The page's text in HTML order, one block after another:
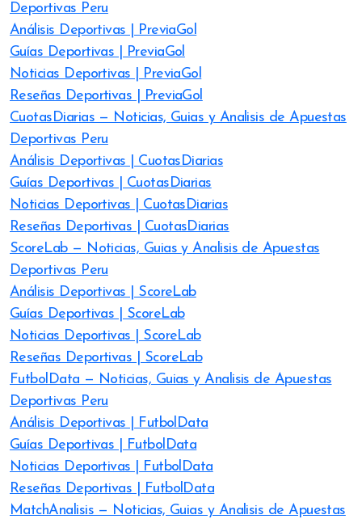
Deportivas Peru
Análisis Deportivas | PreviaGol
Guías Deportivas | PreviaGol
Noticias Deportivas | PreviaGol
Reseñas Deportivas | PreviaGol
CuotasDiarias — Noticias, Guias y Analisis de Apuestas
Deportivas Peru
Análisis Deportivas | CuotasDiarias
Guías Deportivas | CuotasDiarias
Noticias Deportivas | CuotasDiarias
Reseñas Deportivas | CuotasDiarias
ScoreLab — Noticias, Guias y Analisis de Apuestas
Deportivas Peru
Análisis Deportivas | ScoreLab
Guías Deportivas | ScoreLab
Noticias Deportivas | ScoreLab
Reseñas Deportivas | ScoreLab
FutbolData — Noticias, Guias y Analisis de Apuestas
Deportivas Peru
Análisis Deportivas | FutbolData
Guías Deportivas | FutbolData
Noticias Deportivas | FutbolData
Reseñas Deportivas | FutbolData
MatchAnalisis — Noticias, Guias y Analisis de Apuestas